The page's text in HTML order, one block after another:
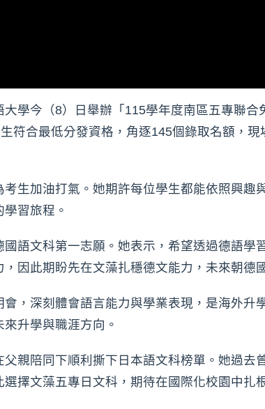
大學今（8）日舉辦「115學年度南區五專聯
符合最低分發資格，角逐145個錄取名額，
生加油打氣。她期許每位學生都能依照興趣
習旅程。
語文科第一志願。她表示，希望透過德語學
因此期盼先在文藻扎穩德文能力，未來朝德
，深刻體會語言能力與學業表現，是海外升
升學與職涯方向。
親陪同下順利撕下日本語文科榜單。她過去
擇文藻五專日文科，期待在國際化校園中扎